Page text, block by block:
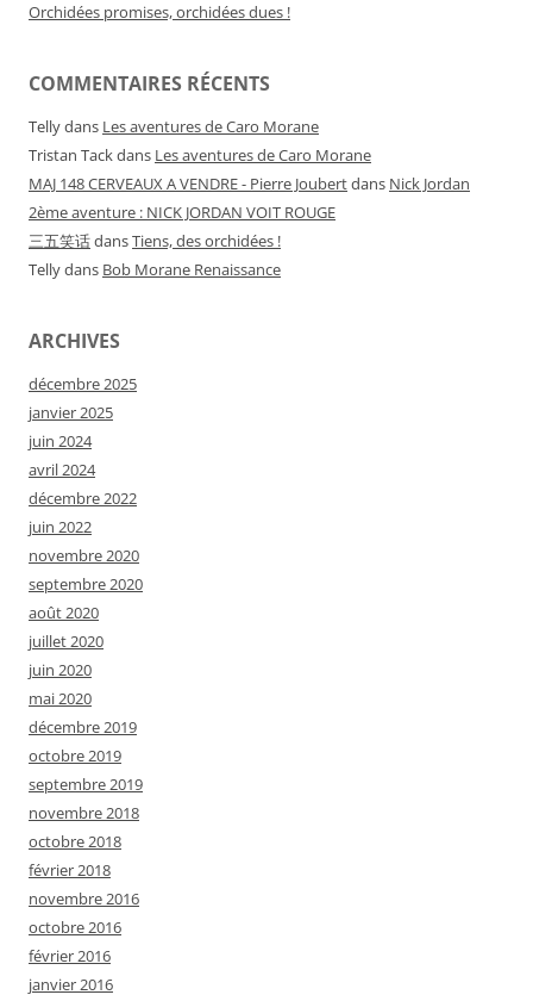
Orchidées promises, orchidées dues !
COMMENTAIRES RÉCENTS
Tellydans Les aventures de Caro Morane
Tristan Tackdans Les aventures de Caro Morane
MAJ 148 CERVEAUX A VENDRE - Pierre Joubertdans Nick Jordan
2ème aventure : NICK JORDAN VOIT ROUGE
三五笑话dansTiens, des orchidées !
Tellydans Bob Morane Renaissance
ARCHIVES
décembre 2025
janvier 2025
juin 2024
avril 2024
décembre 2022
juin 2022
novembre 2020
septembre 2020
août 2020
juillet 2020
juin 2020
mai 2020
décembre 2019
octobre 2019
septembre 2019
novembre 2018
octobre 2018
février 2018
novembre 2016
octobre 2016
février 2016
janvier 2016